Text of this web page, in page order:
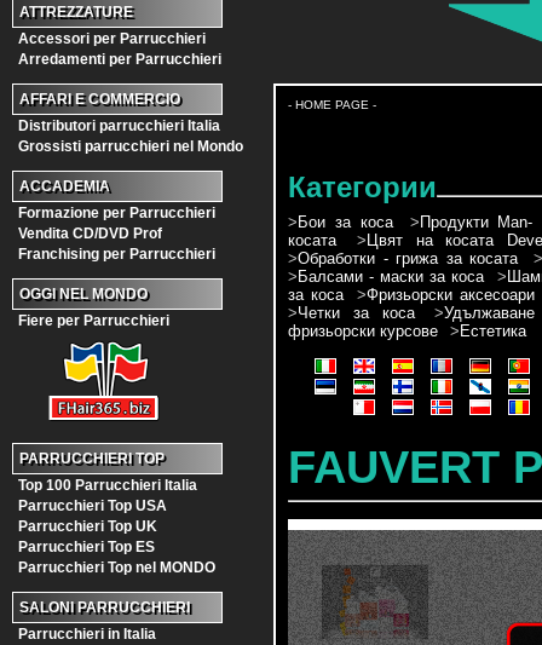
ATTREZZATURE
Accessori per Parrucchieri
Arredamenti per Parrucchieri
AFFARI E COMMERCIO
Distributori parrucchieri Italia
Grossisti parrucchieri nel Mondo
ACCADEMIA
Formazione per Parrucchieri
Vendita CD/DVD Prof
Franchising per Parrucchieri
OGGI NEL MONDO
Fiere per Parrucchieri
PARRUCCHIERI TOP
Top 100 Parrucchieri Italia
Parrucchieri Top USA
Parrucchieri Top UK
Parrucchieri Top ES
Parrucchieri Top nel MONDO
SALONI PARRUCCHIERI
Parrucchieri in Italia
- HOME PAGE -
Категории
> Бои за коса > Продукти Man-
косата
> Цвят на косата
>Обработки - грижа за косата
> Балсами - маски за коса >
за коса
>Фризьорски аксесоари
>Четки за коса >
фризьорски курсове
> Естетика
FAUVERT